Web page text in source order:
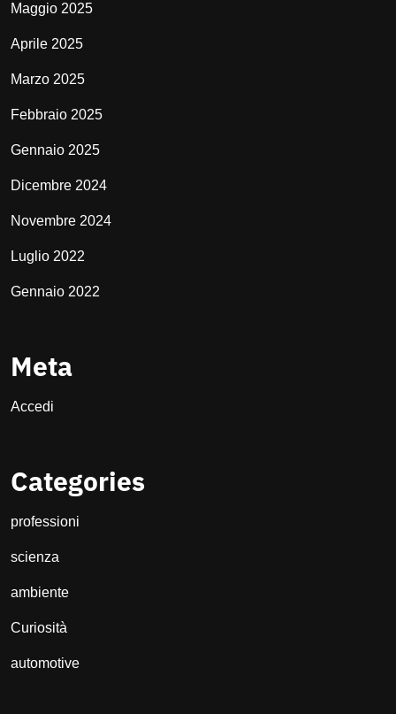
Maggio 2025
Aprile 2025
Marzo 2025
Febbraio 2025
Gennaio 2025
Dicembre 2024
Novembre 2024
Luglio 2022
Gennaio 2022
Meta
Accedi
Categories
professioni
scienza
ambiente
Curiosità
automotive